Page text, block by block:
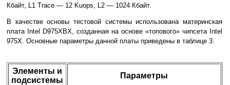
Кбайт, L1 Trace — 12 Kuops, L2 — 1024 Кбайт.
В качестве основы тестовой системы использована материнская
плата Intel D975XBX, созданная на основе «топового» чипсета Intel
975X. Основные параметры данной платы приведены в таблице 3.
Элементы и
подсистемы
Параметры